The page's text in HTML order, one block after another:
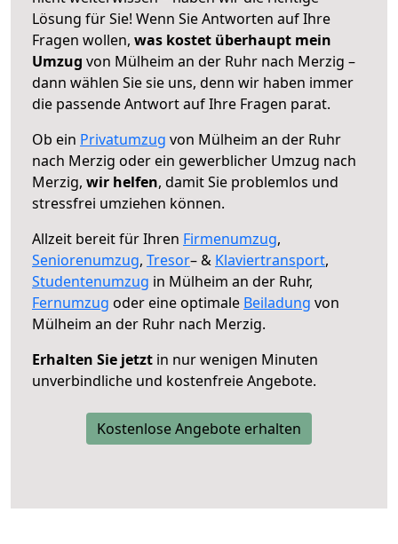
Lösung für Sie! Wenn Sie Antworten auf Ihre
Fragen wollen, was kostet überhaupt mein
Umzug von Mülheim an der Ruhr nach Merzig –
dann wählen Sie sie uns, denn wir haben immer
die passende Antwort auf Ihre Fragen parat.
Ob ein Privatumzug von Mülheim an der Ruhr
nach Merzig oder ein gewerblicher Umzug nach
Merzig, wir helfen, damit Sie problemlos und
stressfrei umziehen können.
Allzeit bereit für Ihren Firmenumzug,
Seniorenumzug, Tresor– & Klaviertransport,
Studentenumzug in Mülheim an der Ruhr,
Fernumzug oder eine optimale Beiladung von
Mülheim an der Ruhr nach Merzig.
Erhalten Sie jetzt in nur wenigen Minuten
unverbindliche und kostenfreie Angebote.
Kostenlose Angebote erhalten